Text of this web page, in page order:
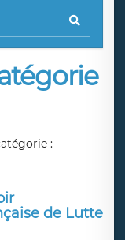
:
de Lutte